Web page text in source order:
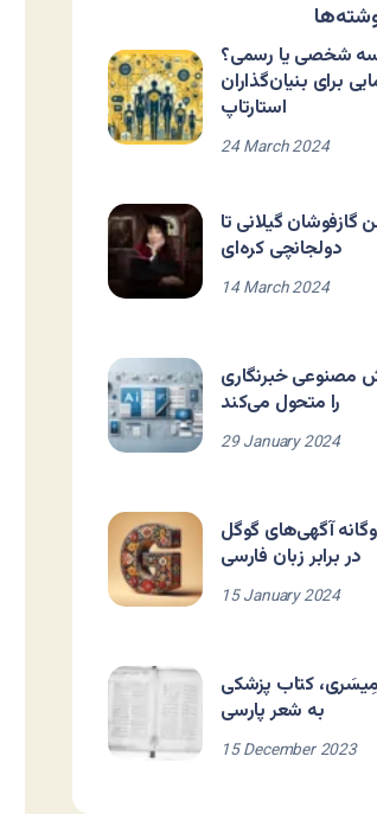
شخصی یا رسمی؟
برای بنیان‌گذاران
استارتاپ
24 March 2024
گازفوشان گیلانی تا
دولجانچی کره‌ای
14 March 2024
مصنوعی خبرنگاری
را متحول می‌کند
29 January 2024
آگهی‌های گوگل
در برابر زبان فارسی
15 January 2024
کتاب پزشکی
به شعر پارسی
15 December 2023